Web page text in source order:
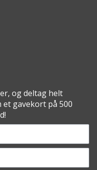
og deltag helt
gavekort på 500